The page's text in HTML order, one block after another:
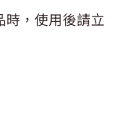
時，使用後請立